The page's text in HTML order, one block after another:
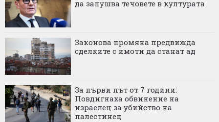
да запушва течовете в културата
Законова промяна предвижда
сделките с имоти да станат ад
За първи път от 7 години:
Повдигнаха обвинение на
израелец за убийство на
палестинец